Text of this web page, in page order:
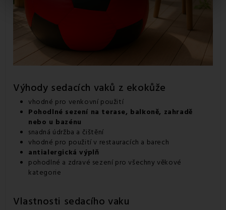
Výhody sedacích vaků z ekokůže
vhodné pro venkovní použití
Pohodlné sezení na terase, balkoně, zahradě
nebo u bazénu
snadná údržba a čištění
vhodné pro použití v restauracích a barech
antialergická výplň
pohodlné a zdravé sezení pro všechny věkové
kategorie
Vlastnosti sedacího vaku